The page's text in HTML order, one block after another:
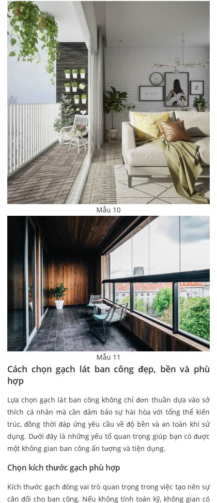
Mẫu 10
Mẫu 11
Cách chọn gạch lát ban công đẹp, bền và phù
hợp
Lựa chọn gạch lát ban công không chỉ đơn thuần dựa vào sở
thích cá nhân mà cần đảm bảo sự hài hòa với tổng thể kiến
trúc, đồng thời đáp ứng yêu cầu về độ bền và an toàn khi sử
dụng. Dưới đây là những yếu tố quan trọng giúp bạn có được
một không gian ban công ấn tượng và tiện dụng.
Chọn kích thước gạch phù hợp
Kích thước gạch đóng vai trò quan trọng trong việc tạo nên sự
cân đối cho ban công. Nếu không tính toán kỹ, không gian có